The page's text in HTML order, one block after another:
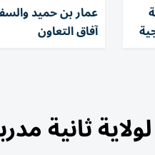
عمار بن حميد
آفاق التعاون
ثانية